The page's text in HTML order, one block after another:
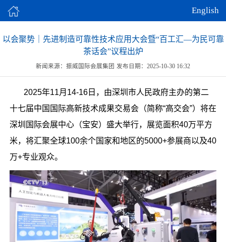
English
以会聚势｜先进制造可靠性技术应用大会暨“百工汇—为民可靠
茶话会”议程出炉
新闻来源：振威国际会展集团 发布日期：2025-10-30 16:32
2025年11月14-16日，由深圳市人民政府主办的第二
十七届中国国际高新技术成果交易会（简称“高交会”）将在
深圳国际会展中心（宝安）盛大举行，展览面积40万平方
米，将汇聚全球100余个国家和地区的5000+参展商以及40
万+专业观众。